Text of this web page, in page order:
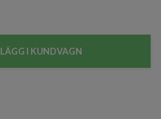
LÄGG I KUNDVAGN